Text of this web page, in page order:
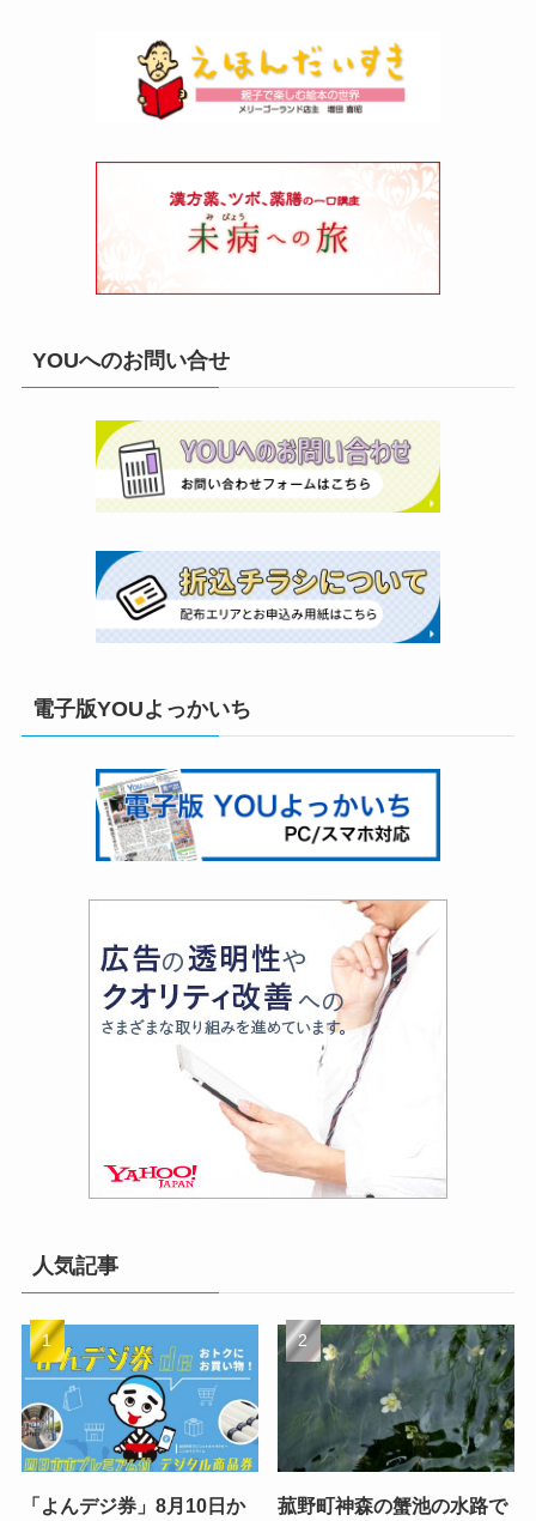
YOUへのお問い合せ
電子版YOUよっかいち
人気記事
「よんデジ券」8月10日か
菰野町神森の蟹池の水路で